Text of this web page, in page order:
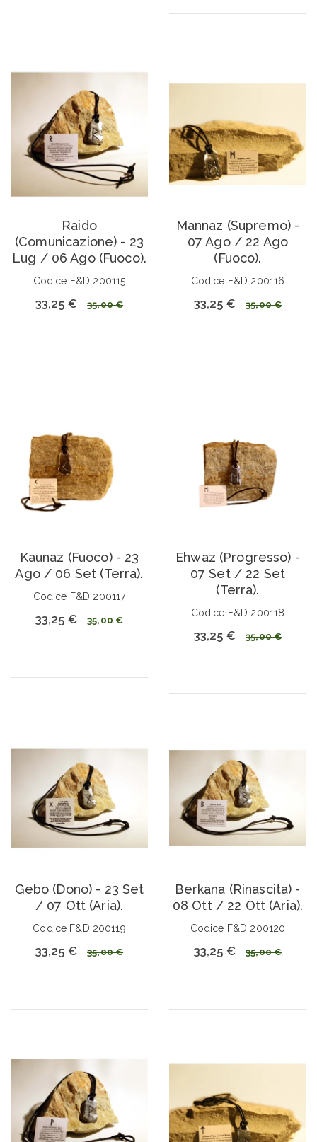
Raido
(Comunicazione) - 23
Lug / 06 Ago (Fuoco).
Codice F&D 200115
33,25 € 35,00 €
Mannaz (Supremo) -
07 Ago / 22 Ago
(Fuoco).
Codice F&D 200116
33,25 € 35,00 €
Kaunaz (Fuoco) - 23
Ago / 06 Set (Terra).
Codice F&D 200117
33,25 € 35,00 €
Ehwaz (Progresso) -
07 Set / 22 Set
(Terra).
Codice F&D 200118
33,25 € 35,00 €
Gebo (Dono) - 23 Set
/ 07 Ott (Aria).
Codice F&D 200119
33,25 € 35,00 €
Berkana (Rinascita) -
08 Ott / 22 Ott (Aria).
Codice F&D 200120
33,25 € 35,00 €